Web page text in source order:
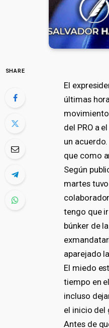
SHARE
El
últimas
del PRO a
un
que como
Según
martes
tengo que
búnker de
aparejado
El miedo
tiempo en
incluso
el inicio del
Antes de